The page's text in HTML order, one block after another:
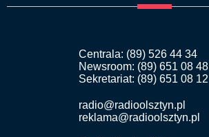
Centrala: (89) 526 44 34
Newsroom: (89) 651 08 48
Sekretariat: (89) 651 08 12
radio@radioolsztyn.pl
reklama@radioolsztyn.pl